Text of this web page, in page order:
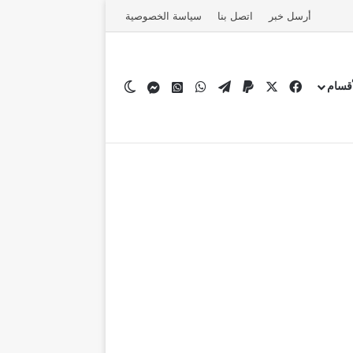
أرسل خبر اتصل بنا سياسة الخصوصية
فيسبوك ‏Paypal تيلقرامواتسابقناة واتساب
ماسنجر فيسبوك مرصد نيوز
الوضع المظلم